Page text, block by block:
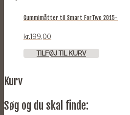
Gummimåtter til Smart ForTwo 2015-
kr.199,00
TILFØJ TIL KURV
Kurv
Søg og du skal finde: